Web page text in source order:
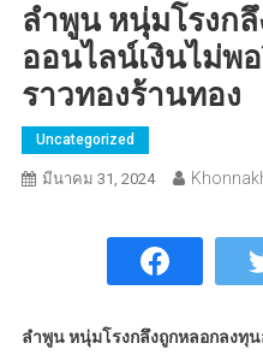
ลำพูน หนุ่มโรงก
ออนไลน์เงินไม่
ราวทองร้านทอง
Uncategorized
มีนาคม 31, 2024
ลำพูน หนุ่มโรงกลึงถูกหลอกลงทุ